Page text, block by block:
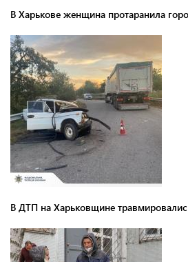
В Харькове женщина протаранила
В ДТП на Харьковщине